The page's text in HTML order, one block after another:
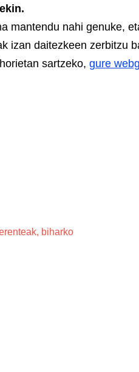
mantendu nahi genuke,
izan daitezkeen zerbitzu
sartzeko, gure
biharko